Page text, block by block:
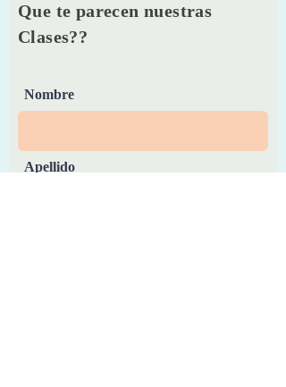
Que te parecen nuestras
Clases??
Nombre
Apellido